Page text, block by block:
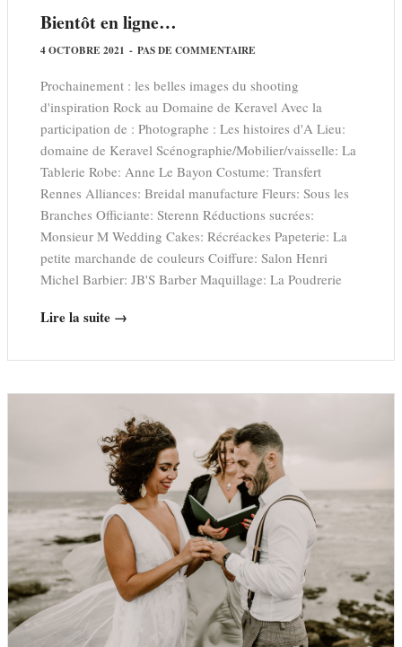
Bientôt en ligne…
4 OCTOBRE 2021 - PAS DE COMMENTAIRE
Prochainement : les belles images du shooting
d'inspiration Rock au Domaine de Keravel Avec la
participation de : Photographe : Les histoires d'A Lieu:
domaine de Keravel Scénographie/Mobilier/vaisselle: La
Tablerie Robe: Anne Le Bayon Costume: Transfert
Rennes Alliances: Breidal manufacture Fleurs: Sous les
Branches Officiante: Sterenn Réductions sucrées:
Monsieur M Wedding Cakes: Récréackes Papeterie: La
petite marchande de couleurs Coiffure: Salon Henri
Michel Barbier: JB'S Barber Maquillage: La Poudrerie
Lire la suite →